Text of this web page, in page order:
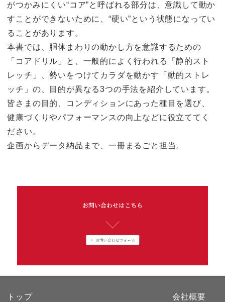
がつかみにくい“コア”と呼ばれる部分は、意識して動か
すことができないために、“硬い”という状態になってい
ることがあります。
本書では、胴体まわりの動かし方を意識するための
「コアドリル」と、一般的によく行われる「静的スト
レッチ」、勢いをつけてカラダを動かす「動的ストレ
ッチ」の、目的が異なる3つの手法を紹介しています。
皆さまの目的、コンディションにあった種目を選び、
健康づくりやパフォーマンスの向上などに役立ててく
ださい。
企画からデータ納品まで、一冊まるごと担当。
トップ 会社概要